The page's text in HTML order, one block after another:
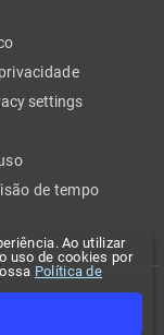
Ao utilizar
uso de cookies por
Política de
settings
de tempo
reservados.